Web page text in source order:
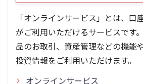
「オンラインサービス」とは、口
がご利用いただけるサービスです
品のお取引、資産管理などの機能
投資情報をご利用いただけます。
オンラインサービス